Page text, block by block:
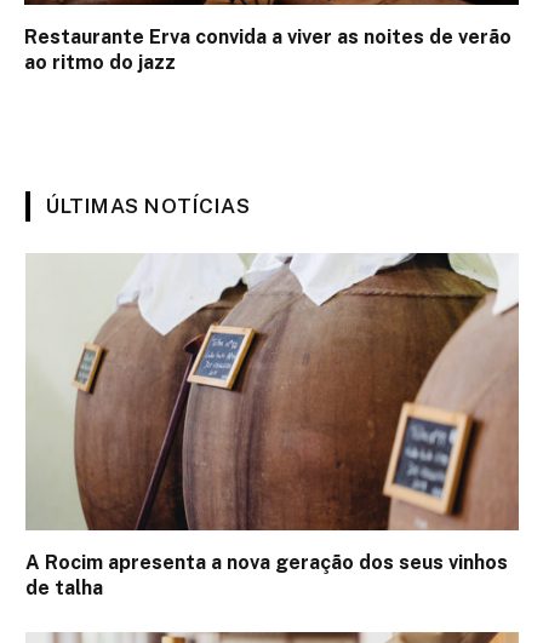
Restaurante Erva convida a viver as noites de verão
ao ritmo do jazz
ÚLTIMAS NOTÍCIAS
A Rocim apresenta a nova geração dos seus vinhos
de talha